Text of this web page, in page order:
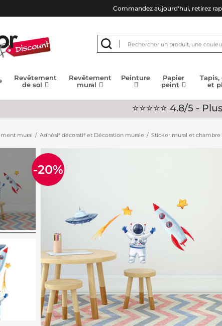
Commandez aujourd'hui, retirez
Revêtement
de sol
Revêtement
mural
Peinture
Papier
peint
Tapis,
et
⭐⭐⭐⭐⭐ 4.8/5 -
mural Adhésif décoratif et Décoration murale Sticker mural et chambre
-20%